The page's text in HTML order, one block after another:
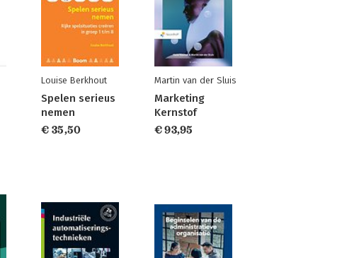
Louise Berkhout
Spelen serieus
nemen
€ 35,50
Martin van der Sluis
Marketing
Kernstof
€ 93,95